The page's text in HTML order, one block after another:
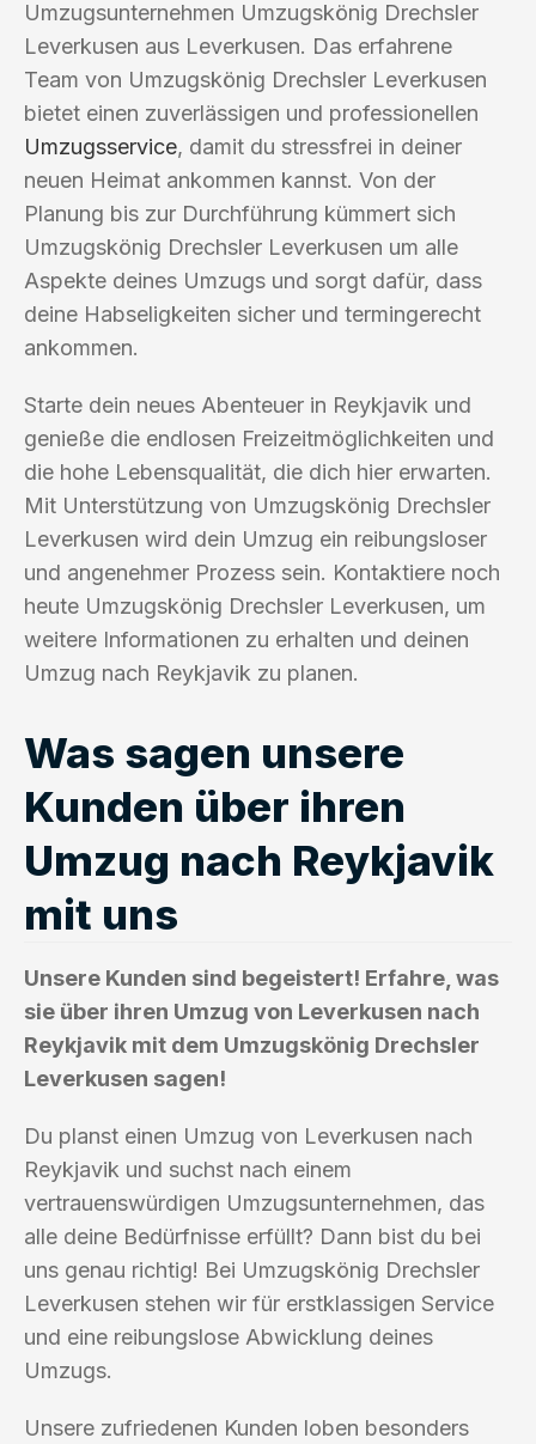
Umzugsunternehmen Umzugskönig Drechsler
Leverkusen aus Leverkusen. Das erfahrene
Team von Umzugskönig Drechsler Leverkusen
bietet einen zuverlässigen und professionellen
Umzugsservice, damit du stressfrei in deiner
neuen Heimat ankommen kannst. Von der
Planung bis zur Durchführung kümmert sich
Umzugskönig Drechsler Leverkusen um alle
Aspekte deines Umzugs und sorgt dafür, dass
deine Habseligkeiten sicher und termingerecht
ankommen.
Starte dein neues Abenteuer in Reykjavik und
genieße die endlosen Freizeitmöglichkeiten und
die hohe Lebensqualität, die dich hier erwarten.
Mit Unterstützung von Umzugskönig Drechsler
Leverkusen wird dein Umzug ein reibungsloser
und angenehmer Prozess sein. Kontaktiere noch
heute Umzugskönig Drechsler Leverkusen, um
weitere Informationen zu erhalten und deinen
Umzug nach Reykjavik zu planen.
Was sagen unsere
Kunden über ihren
Umzug nach Reykjavik
mit uns
Unsere Kunden sind begeistert! Erfahre, was
sie über ihren Umzug von Leverkusen nach
Reykjavik mit dem Umzugskönig Drechsler
Leverkusen sagen!
Du planst einen Umzug von Leverkusen nach
Reykjavik und suchst nach einem
vertrauenswürdigen Umzugsunternehmen, das
alle deine Bedürfnisse erfüllt? Dann bist du bei
uns genau richtig! Bei Umzugskönig Drechsler
Leverkusen stehen wir für erstklassigen Service
und eine reibungslose Abwicklung deines
Umzugs.
Unsere zufriedenen Kunden loben besonders